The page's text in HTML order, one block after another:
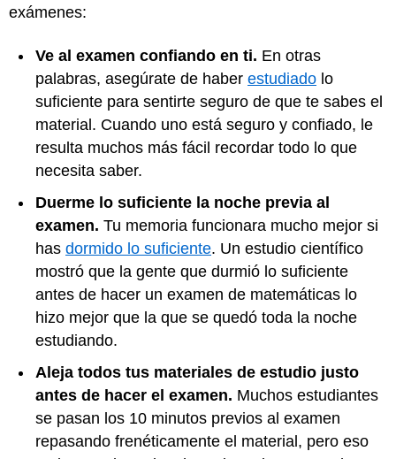
exámenes:
Ve al examen confiando en ti. En otras
palabras, asegúrate de haber estudiado lo
suficiente para sentirte seguro de que te sabes el
material. Cuando uno está seguro y confiado, le
resulta muchos más fácil recordar todo lo que
necesita saber.
Duerme lo suficiente la noche previa al
examen. Tu memoria funcionara mucho mejor si
has dormido lo suficiente. Un estudio científico
mostró que la gente que durmió lo suficiente
antes de hacer un examen de matemáticas lo
hizo mejor que la que se quedó toda la noche
estudiando.
Aleja todos tus materiales de estudio justo
antes de hacer el examen. Muchos estudiantes
se pasan los 10 minutos previos al examen
repasando frenéticamente el material, pero eso